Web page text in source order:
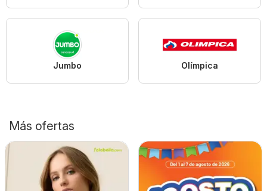
Jumbo Olímpica
Más ofertas